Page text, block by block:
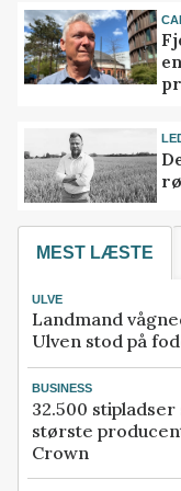
MEST LÆSTE
ULVE
Landmand
Ulven stod på
BUSINESS
32.500
største
Crown